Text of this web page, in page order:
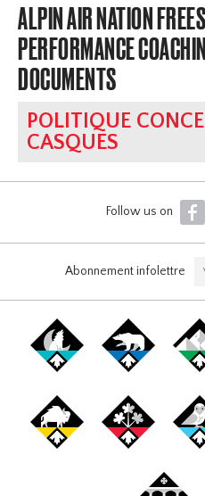
ALPIN AIR NATION
PERFORMANCE
DOCUMENTS
POLITIQUE
CASQUES
Follow us on F
Abonnement infolettre